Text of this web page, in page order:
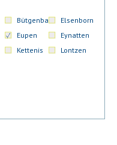
Bütgenbach
Elsenborn
Eupen
Eynatten
Kettenis
Lontzen